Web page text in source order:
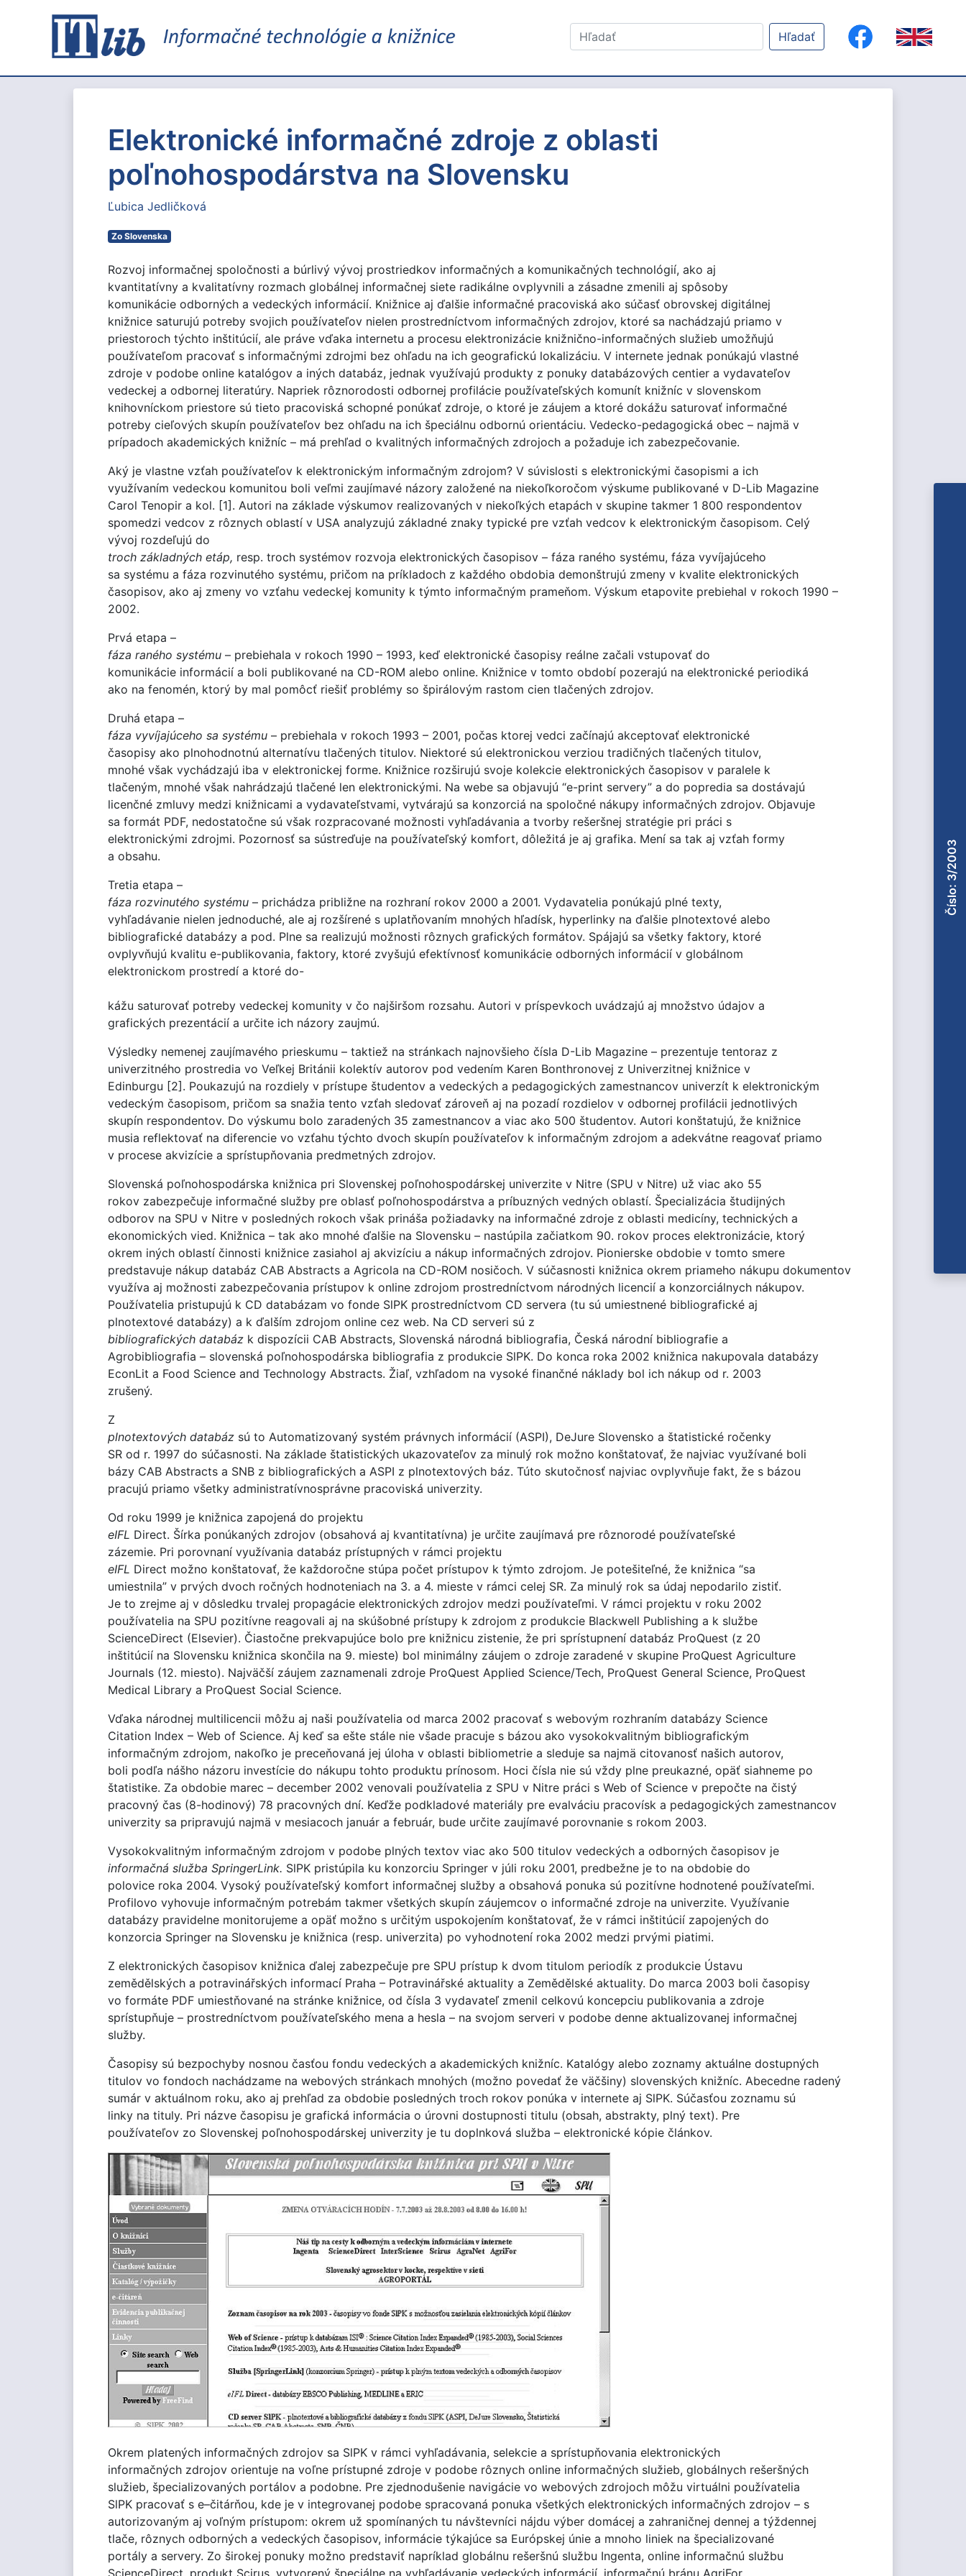
Hľadať
Elektronické informačné zdroje z oblasti
poľnohospodárstva na Slovensku
Ľubica Jedličková
Zo Slovenska
Rozvoj informačnej spoločnosti a búrlivý vývoj prostriedkov informačných a komunikačných technológií, ako aj
kvantitatívny a kvalitatívny rozmach globálnej informačnej siete radikálne ovplyvnili a zásadne zmenili aj spôsoby
komunikácie odborných a vedeckých informácií. Knižnice aj ďalšie informačné pracoviská ako súčasť obrovskej digitálnej
knižnice saturujú potreby svojich používateľov nielen prostredníctvom informačných zdrojov, ktoré sa nachádzajú priamo v
priestoroch týchto inštitúcií, ale práve vďaka internetu a procesu elektronizácie knižnično-informačných služieb umožňujú
používateľom pracovať s informačnými zdrojmi bez ohľadu na ich geografickú lokalizáciu. V internete jednak ponúkajú vlastné
zdroje v podobe online katalógov a iných databáz, jednak využívajú produkty z ponuky databázových centier a vydavateľov
vedeckej a odbornej literatúry. Napriek rôznorodosti odbornej profilácie používateľských komunít knižníc v slovenskom
knihovníckom priestore sú tieto pracoviská schopné ponúkať zdroje, o ktoré je záujem a ktoré dokážu saturovať informačné
potreby cieľových skupín používateľov bez ohľadu na ich špeciálnu odbornú orientáciu. Vedecko-pedagogická obec – najmä v
prípadoch akademických knižníc – má prehľad o kvalitných informačných zdrojoch a požaduje ich zabezpečovanie.
Aký je vlastne vzťah používateľov k elektronickým informačným zdrojom? V súvislosti s elektronickými časopismi a ich
využívaním vedeckou komunitou boli veľmi zaujímavé názory založené na niekoľkoročom výskume publikované v D-Lib Magazine
Carol Tenopir a kol. [1]. Autori na základe výskumov realizovaných v niekoľkých etapách v skupine takmer 1 800 respondentov
spomedzi vedcov z rôznych oblastí v USA analyzujú základné znaky typické pre vzťah vedcov k elektronickým časopisom. Celý
vývoj rozdeľujú do
troch základných etáp, resp. troch systémov rozvoja elektronických časopisov – fáza raného systému, fáza vyvíjajúceho
sa systému a fáza rozvinutého systému, pričom na príkladoch z každého obdobia demonštrujú zmeny v kvalite elektronických
časopisov, ako aj zmeny vo vzťahu vedeckej komunity k týmto informačným prameňom. Výskum etapovite prebiehal v rokoch 1990 –
2002.
Prvá etapa –
fáza raného systému – prebiehala v rokoch 1990 – 1993, keď elektronické časopisy reálne začali vstupovať do
komunikácie informácií a boli publikované na CD-ROM alebo online. Knižnice v tomto období pozerajú na elektronické periodiká
ako na fenomén, ktorý by mal pomôcť riešiť problémy so špirálovým rastom cien tlačených zdrojov.
Druhá etapa –
fáza vyvíjajúceho sa systému – prebiehala v rokoch 1993 – 2001, počas ktorej vedci začínajú akceptovať elektronické
časopisy ako plnohodnotnú alternatívu tlačených titulov. Niektoré sú elektronickou verziou tradičných tlačených titulov,
mnohé však vychádzajú iba v elektronickej forme. Knižnice rozširujú svoje kolekcie elektronických časopisov v paralele k
tlačeným, mnohé však nahrádzajú tlačené len elektronickými. Na webe sa objavujú “e-print servery” a do popredia sa dostávajú
licenčné zmluvy medzi knižnicami a vydavateľstvami, vytvárajú sa konzorciá na spoločné nákupy informačných zdrojov. Objavuje
sa formát PDF, nedostatočne sú však rozpracované možnosti vyhľadávania a tvorby rešeršnej stratégie pri práci s
elektronickými zdrojmi. Pozornosť sa sústreďuje na používateľský komfort, dôležitá je aj grafika. Mení sa tak aj vzťah formy
a obsahu.
Tretia etapa –
fáza rozvinutého systému – prichádza približne na rozhraní rokov 2000 a 2001. Vydavatelia ponúkajú plné texty,
vyhľadávanie nielen jednoduché, ale aj rozšírené s uplatňovaním mnohých hľadísk, hyperlinky na ďalšie plnotextové alebo
bibliografické databázy a pod. Plne sa realizujú možnosti rôznych grafických formátov. Spájajú sa všetky faktory, ktoré
ovplyvňujú kvalitu e-publikovania, faktory, ktoré zvyšujú efektívnosť komunikácie odborných informácií v globálnom
elektronickom prostredí a ktoré do-
kážu saturovať potreby vedeckej komunity v čo najširšom rozsahu. Autori v príspevkoch uvádzajú aj množstvo údajov a
grafických prezentácií a určite ich názory zaujmú.
Výsledky nemenej zaujímavého prieskumu – taktiež na stránkach najnovšieho čísla D-Lib Magazine – prezentuje tentoraz z
univerzitného prostredia vo Veľkej Británii kolektív autorov pod vedením Karen Bonthronovej z Univerzitnej knižnice v
Edinburgu [2]. Poukazujú na rozdiely v prístupe študentov a vedeckých a pedagogických zamestnancov univerzít k elektronickým
vedeckým časopisom, pričom sa snažia tento vzťah sledovať zároveň aj na pozadí rozdielov v odbornej profilácii jednotlivých
skupín respondentov. Do výskumu bolo zaradených 35 zamestnancov a viac ako 500 študentov. Autori konštatujú, že knižnice
musia reflektovať na diferencie vo vzťahu týchto dvoch skupín používateľov k informačným zdrojom a adekvátne reagovať priamo
v procese akvizície a sprístupňovania predmetných zdrojov.
Slovenská poľnohospodárska knižnica pri Slovenskej poľnohospodárskej univerzite v Nitre (SPU v Nitre) už viac ako 55
rokov zabezpečuje informačné služby pre oblasť poľnohospodárstva a príbuzných vedných oblastí. Špecializácia študijných
odborov na SPU v Nitre v posledných rokoch však prináša požiadavky na informačné zdroje z oblasti medicíny, technických a
ekonomických vied. Knižnica – tak ako mnohé ďalšie na Slovensku – nastúpila začiatkom 90. rokov proces elektronizácie, ktorý
okrem iných oblastí činnosti knižnice zasiahol aj akvizíciu a nákup informačných zdrojov. Pionierske obdobie v tomto smere
predstavuje nákup databáz CAB Abstracts a Agricola na CD-ROM nosičoch. V súčasnosti knižnica okrem priameho nákupu dokumentov
využíva aj možnosti zabezpečovania prístupov k online zdrojom prostredníctvom národných licencií a konzorciálnych nákupov.
Používatelia pristupujú k CD databázam vo fonde SlPK prostredníctvom CD servera (tu sú umiestnené bibliografické aj
plnotextové databázy) a k ďalším zdrojom online cez web. Na CD serveri sú z
bibliografických databáz k dispozícii CAB Abstracts, Slovenská národná bibliografia, Česká národní bibliografie a
Agrobibliografia – slovenská poľnohospodárska bibliografia z produkcie SlPK. Do konca roka 2002 knižnica nakupovala databázy
EconLit a Food Science and Technology Abstracts. Žiaľ, vzhľadom na vysoké finančné náklady bol ich nákup od r. 2003
zrušený.
Z
plnotextových databáz sú to Automatizovaný systém právnych informácií (ASPI), DeJure Slovensko a štatistické ročenky
SR od r. 1997 do súčasnosti. Na základe štatistických ukazovateľov za minulý rok možno konštatovať, že najviac využívané boli
bázy CAB Abstracts a SNB z bibliografických a ASPI z plnotextových báz. Túto skutočnosť najviac ovplyvňuje fakt, že s bázou
pracujú priamo všetky administratívnosprávne pracoviská univerzity.
Od roku 1999 je knižnica zapojená do projektu
eIFL Direct. Šírka ponúkaných zdrojov (obsahová aj kvantitatívna) je určite zaujímavá pre rôznorodé používateľské
zázemie. Pri porovnaní využívania databáz prístupných v rámci projektu
eIFL Direct možno konštatovať, že každoročne stúpa počet prístupov k týmto zdrojom. Je potešiteľné, že knižnica “sa
umiestnila” v prvých dvoch ročných hodnoteniach na 3. a 4. mieste v rámci celej SR. Za minulý rok sa údaj nepodarilo zistiť.
Je to zrejme aj v dôsledku trvalej propagácie elektronických zdrojov medzi používateľmi. V rámci projektu v roku 2002
používatelia na SPU pozitívne reagovali aj na skúšobné prístupy k zdrojom z produkcie Blackwell Publishing a k službe
ScienceDirect (Elsevier). Čiastočne prekvapujúce bolo pre knižnicu zistenie, že pri sprístupnení databáz ProQuest (z 20
inštitúcií na Slovensku knižnica skončila na 9. mieste) bol minimálny záujem o zdroje zaradené v skupine ProQuest Agriculture
Journals (12. miesto). Najväčší záujem zaznamenali zdroje ProQuest Applied Science/Tech, ProQuest General Science, ProQuest
Medical Library a ProQuest Social Science.
Vďaka národnej multilicencii môžu aj naši používatelia od marca 2002 pracovať s webovým rozhraním databázy Science
Citation Index – Web of Science. Aj keď sa ešte stále nie všade pracuje s bázou ako vysokokvalitným bibliografickým
informačným zdrojom, nakoľko je preceňovaná jej úloha v oblasti bibliometrie a sleduje sa najmä citovanosť našich autorov,
boli podľa nášho názoru investície do nákupu tohto produktu prínosom. Hoci čísla nie sú vždy plne preukazné, opäť siahneme po
štatistike. Za obdobie marec – december 2002 venovali používatelia z SPU v Nitre práci s Web of Science v prepočte na čistý
pracovný čas (8-hodinový) 78 pracovných dní. Keďže podkladové materiály pre evalváciu pracovísk a pedagogických zamestnancov
univerzity sa pripravujú najmä v mesiacoch január a február, bude určite zaujímavé porovnanie s rokom 2003.
Vysokokvalitným informačným zdrojom v podobe plných textov viac ako 500 titulov vedeckých a odborných časopisov je
informačná služba SpringerLink. SlPK pristúpila ku konzorciu Springer v júli roku 2001, predbežne je to na obdobie do
polovice roka 2004. Vysoký používateľský komfort informačnej služby a obsahová ponuka sú pozitívne hodnotené používateľmi.
Profilovo vyhovuje informačným potrebám takmer všetkých skupín záujemcov o informačné zdroje na univerzite. Využívanie
databázy pravidelne monitorujeme a opäť možno s určitým uspokojením konštatovať, že v rámci inštitúcií zapojených do
konzorcia Springer na Slovensku je knižnica (resp. univerzita) po vyhodnotení roka 2002 medzi prvými piatimi.
Z elektronických časopisov knižnica ďalej zabezpečuje pre SPU prístup k dvom titulom periodík z produkcie Ústavu
zemědělských a potravinářských informací Praha – Potravinářské aktuality a Zemědělské aktuality. Do marca 2003 boli časopisy
vo formáte PDF umiestňované na stránke knižnice, od čísla 3 vydavateľ zmenil celkovú koncepciu publikovania a zdroje
sprístupňuje – prostredníctvom používateľského mena a hesla – na svojom serveri v podobe denne aktualizovanej informačnej
služby.
Časopisy sú bezpochyby nosnou časťou fondu vedeckých a akademických knižníc. Katalógy alebo zoznamy aktuálne dostupných
titulov vo fondoch nachádzame na webových stránkach mnohých (možno povedať že väčšiny) slovenských knižníc. Abecedne radený
sumár v aktuálnom roku, ako aj prehľad za obdobie posledných troch rokov ponúka v internete aj SlPK. Súčasťou zoznamu sú
linky na tituly. Pri názve časopisu je grafická informácia o úrovni dostupnosti titulu (obsah, abstrakty, plný text). Pre
používateľov zo Slovenskej poľnohospodárskej univerzity je tu doplnková služba – elektronické kópie článkov.
Okrem platených informačných zdrojov sa SlPK v rámci vyhľadávania, selekcie a sprístupňovania elektronických
informačných zdrojov orientuje na voľne prístupné zdroje v podobe rôznych online informačných služieb, globálnych rešeršných
služieb, špecializovaných portálov a podobne. Pre zjednodušenie navigácie vo webových zdrojoch môžu virtuálni používatelia
SlPK pracovať s e–čitárňou, kde je v integrovanej podobe spracovaná ponuka všetkých elektronických informačných zdrojov – s
autorizovaným aj voľným prístupom: okrem už spomínaných tu návštevníci nájdu výber domácej a zahraničnej dennej a týždennej
tlače, rôznych odborných a vedeckých časopisov, informácie týkajúce sa Európskej únie a mnoho liniek na špecializované
portály a servery. Zo širokej ponuky možno predstaviť napríklad globálnu rešeršnú službu Ingenta, online informačnú službu
Číslo: 3/2003